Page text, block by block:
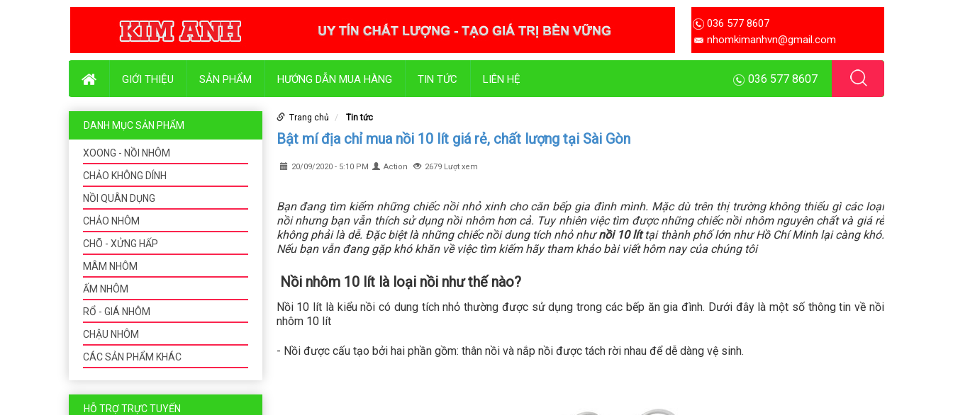
036 577 8607
nhomkimanhvn@gmail.com
GIỚI THIỆU SẢN PHẨM HƯỚNG DẪN MUA HÀNG TIN TỨC LIÊN HỆ 036 577 8607
DANH MỤC SẢN PHẨM
XOONG - NỒI NHÔM
CHẢO KHÔNG DÍNH
NỒI QUÂN DỤNG
CHẢO NHÔM
CHÕ - XỬNG HẤP
MÂM NHÔM
ẤM NHÔM
RỔ - GIÁ NHÔM
CHẬU NHÔM
CÁC SẢN PHẨM KHÁC
HỖ TRỢ TRỰC TUYẾN
Trang chủ Tin tức
Bật mí địa chỉ mua nồi 10 lít giá rẻ, chất lượng tại Sài Gòn
20/09/2020 - 5:10 PM Action 2679 Lượt xem
Bạn đang tìm kiếm những chiếc nồi nhỏ xinh cho căn bếp gia đình mình. Mặc dù trên thị trường không thiếu gì các loại
nồi nhưng bạn vẫn thích sử dụng nồi nhôm hơn cả. Tuy nhiên việc tìm được những chiếc nồi nhôm nguyên chất và giá rẻ
không phải là dễ. Đặc biệt là những chiếc nồi dung tích nhỏ nhưnồi 10 líttại thành phố lớn như Hồ Chí Minh lại càng khó.
Nếu bạn vẫn đang gặp khó khăn về việc tìm kiếm hãy tham khảo bài viết hôm nay của chúng tôi
Nồi nhôm 10 lít là loại nồi như thế nào?
Nồi 10 lít là kiểu nồi có dung tích nhỏ thường được sử dụng trong các bếp ăn gia đình. Dưới đây là một số thông tin về nồi
nhôm 10 lít
- Nồi được cấu tạo bởi hai phần gồm: thân nồi và nắp nồi được tách rời nhau để dễ dàng vệ sinh.